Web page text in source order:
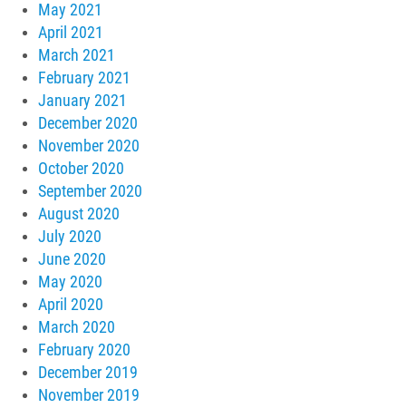
May 2021
April 2021
March 2021
February 2021
January 2021
December 2020
November 2020
October 2020
September 2020
August 2020
July 2020
June 2020
May 2020
April 2020
March 2020
February 2020
December 2019
November 2019